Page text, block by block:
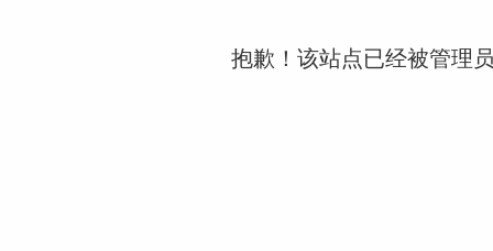
抱歉！该站点已经被管理